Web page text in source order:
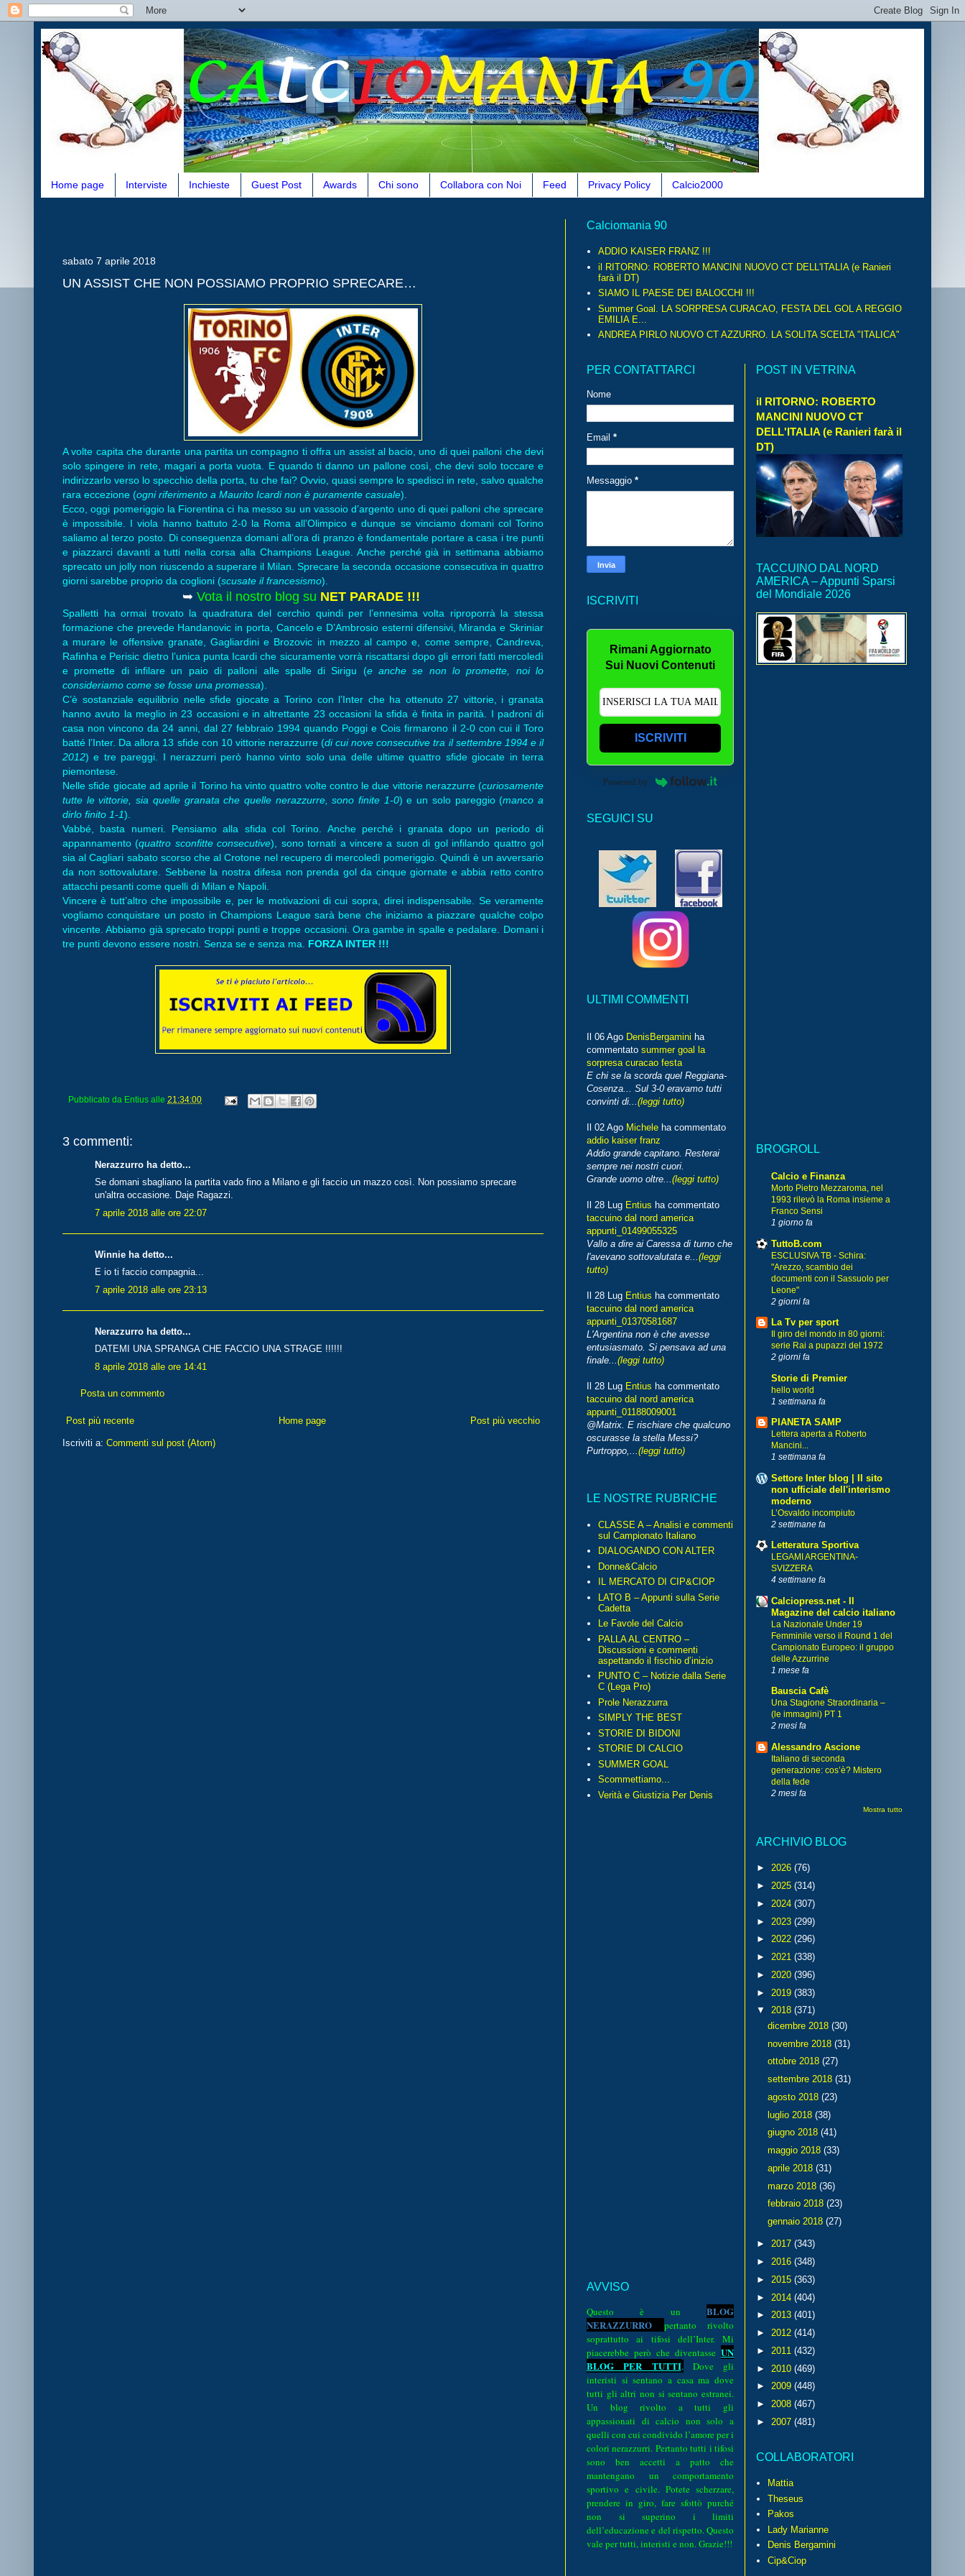
Home page Interviste Inchieste Guest Post Awards Chi sono Collabora con Noi Feed Privacy Policy Calcio2000
sabato 7 aprile 2018
UN ASSIST CHE NON POSSIAMO PROPRIO SPRECARE…
A volte capita che durante una partita un compagno ti offra un assist al bacio, uno di quei palloni che devi
solo spingere in rete, magari a porta vuota. E quando ti danno un pallone così, che devi solo toccare e
indirizzarlo verso lo specchio della porta, tu che fai? Ovvio, quasi sempre lo spedisci in rete, salvo qualche
rara eccezione (ogni riferimento a Maurito Icardi non è puramente casuale).
Ecco, oggi pomeriggio la Fiorentina ci ha messo su un vassoio d’argento uno di quei palloni che sprecare
è impossibile. I viola hanno battuto 2-0 la Roma all’Olimpico e dunque se vinciamo domani col Torino
saliamo al terzo posto. Di conseguenza domani all’ora di pranzo è fondamentale portare a casa i tre punti
e piazzarci davanti a tutti nella corsa alla Champions League. Anche perché già in settimana abbiamo
sprecato un jolly non riuscendo a superare il Milan. Sprecare la seconda occasione consecutiva in quattro
giorni sarebbe proprio da coglioni (scusate il francesismo).
➥ Vota il nostro blog su NET PARADE !!!
Spalletti ha ormai trovato la quadratura del cerchio quindi per l’ennesima volta riproporrà la stessa
formazione che prevede Handanovic in porta, Cancelo e D’Ambrosio esterni difensivi, Miranda e Skriniar
a murare le offensive granate, Gagliardini e Brozovic in mezzo al campo e, come sempre, Candreva,
Rafinha e Perisic dietro l’unica punta Icardi che sicuramente vorrà riscattarsi dopo gli errori fatti mercoledì
e promette di infilare un paio di palloni alle spalle di Sirigu (e anche se non lo promette, noi lo
consideriamo come se fosse una promessa).
C’è sostanziale equilibrio nelle sfide giocate a Torino con l’Inter che ha ottenuto 27 vittorie, i granata
hanno avuto la meglio in 23 occasioni e in altrettante 23 occasioni la sfida è finita in parità. I padroni di
casa non vincono da 24 anni, dal 27 febbraio 1994 quando Poggi e Cois firmarono il 2-0 con cui il Toro
batté l’Inter. Da allora 13 sfide con 10 vittorie nerazzurre (di cui nove consecutive tra il settembre 1994 e il
2012) e tre pareggi. I nerazzurri però hanno vinto solo una delle ultime quattro sfide giocate in terra
piemontese.
Nelle sfide giocate ad aprile il Torino ha vinto quattro volte contro le due vittorie nerazzurre (curiosamente
tutte le vittorie, sia quelle granata che quelle nerazzurre, sono finite 1-0) e un solo pareggio (manco a
dirlo finito 1-1).
Vabbé, basta numeri. Pensiamo alla sfida col Torino. Anche perché i granata dopo un periodo di
appannamento (quattro sconfitte consecutive), sono tornati a vincere a suon di gol infilando quattro gol
sia al Cagliari sabato scorso che al Crotone nel recupero di mercoledì pomeriggio. Quindi è un avversario
da non sottovalutare. Sebbene la nostra difesa non prenda gol da cinque giornate e abbia retto contro
attacchi pesanti come quelli di Milan e Napoli.
Vincere è tutt’altro che impossibile e, per le motivazioni di cui sopra, direi indispensabile. Se veramente
vogliamo conquistare un posto in Champions League sarà bene che iniziamo a piazzare qualche colpo
vincente. Abbiamo già sprecato troppi punti e troppe occasioni. Ora gambe in spalle e pedalare. Domani i
tre punti devono essere nostri. Senza se e senza ma. FORZA INTER !!!
Pubblicato da Entius alle 21:34:00
3 commenti:
Nerazzurro ha detto...
Se domani sbagliano la partita vado fino a Milano e gli faccio un mazzo così. Non possiamo sprecare
un'altra occasione. Daje Ragazzi.
7 aprile 2018 alle ore 22:07
Winnie ha detto...
E io ti faccio compagnia...
7 aprile 2018 alle ore 23:13
Nerazzurro ha detto...
DATEMI UNA SPRANGA CHE FACCIO UNA STRAGE !!!!!!
8 aprile 2018 alle ore 14:41
Posta un commento
Post più recente Post più vecchio
Home page
Iscriviti a: Commenti sul post (Atom)
Calciomania 90
ADDIO KAISER FRANZ !!!
il RITORNO: ROBERTO MANCINI NUOVO CT DELL'ITALIA (e Ranieri
farà il DT)
SIAMO IL PAESE DEI BALOCCHI !!!
Summer Goal. LA SORPRESA CURACAO, FESTA DEL GOL A REGGIO
EMILIA E...
ANDREA PIRLO NUOVO CT AZZURRO. LA SOLITA SCELTA "ITALICA"
PER CONTATTARCI
Nome
Email *
Messaggio *
ISCRIVITI
Rimani Aggiornato
Sui Nuovi Contenuti
ISCRIVITI
Powered by
SEGUICI SU
ULTIMI COMMENTI
Il 06 Ago DenisBergamini ha
commentato summer goal la
sorpresa curacao festa
E chi se la scorda quel Reggiana-
Cosenza... Sul 3-0 eravamo tutti
convinti di...(leggi tutto)
Il 02 Ago Michele ha commentato
addio kaiser franz
Addio grande capitano. Resterai
sempre nei nostri cuori.
Grande uomo oltre...(leggi tutto)
Il 28 Lug Entius ha commentato
taccuino dal nord america
appunti_01499055325
Vallo a dire ai Caressa di turno che
l'avevano sottovalutata e...(leggi
tutto)
Il 28 Lug Entius ha commentato
taccuino dal nord america
appunti_01370581687
L'Argentina non è che avesse
entusiasmato. Si pensava ad una
finale...(leggi tutto)
Il 28 Lug Entius ha commentato
taccuino dal nord america
appunti_01188009001
@Matrix. E rischiare che qualcuno
oscurasse la stella Messi?
Purtroppo,...(leggi tutto)
LE NOSTRE RUBRICHE
CLASSE A – Analisi e commenti
sul Campionato Italiano
DIALOGANDO CON ALTER
Donne&Calcio
IL MERCATO DI CIP&CIOP
LATO B – Appunti sulla Serie
Cadetta
Le Favole del Calcio
PALLA AL CENTRO –
Discussioni e commenti
aspettando il fischio d’inizio
PUNTO C – Notizie dalla Serie
C (Lega Pro)
Prole Nerazzurra
SIMPLY THE BEST
STORIE DI BIDONI
STORIE DI CALCIO
SUMMER GOAL
Scommettiamo...
Verità e Giustizia Per Denis
AVVISO
Questo è un BLOG
NERAZZURRO pertanto rivolto
soprattutto ai tifosi dell’Inter. Mi
piacerebbe però che diventasse UN
BLOG PER TUTTI.
Dove gli
interisti si sentano a casa ma dove
tutti gli altri non si sentano estranei.
Un blog rivolto a tutti gli
appassionati di calcio non solo a
quelli con cui condivido l’amore per i
colori nerazzurri. Pertanto tutti i tifosi
sono ben accetti a patto che
mantengano un comportamento
sportivo e civile. Potete scherzare,
prendere in giro, fare sfottò purché
non si superino i limiti
dell’educazione e del rispetto. Questo
vale per tutti, interisti e non. Grazie!!!
POST IN VETRINA
il RITORNO: ROBERTO
MANCINI NUOVO CT
DELL'ITALIA (e Ranieri farà il
DT)
TACCUINO DAL NORD
AMERICA – Appunti Sparsi
del Mondiale 2026
BROGROLL
Calcio e Finanza
Morto Pietro Mezzaroma, nel
1993 rilevò la Roma insieme a
Franco Sensi
1 giorno fa
TuttoB.com
ESCLUSIVA TB - Schira:
"Arezzo, scambio dei
documenti con il Sassuolo per
Leone"
2 giorni fa
La Tv per sport
Il giro del mondo in 80 giorni:
serie Rai a pupazzi del 1972
2 giorni fa
Storie di Premier
hello world
1 settimana fa
PIANETA SAMP
Lettera aperta a Roberto
Mancini...
1 settimana fa
Settore Inter blog | Il sito
non ufficiale dell'interismo
moderno
L’Osvaldo incompiuto
2 settimane fa
Letteratura Sportiva
LEGAMI ARGENTINA-
SVIZZERA
4 settimane fa
Calciopress.net - Il
Magazine del calcio italiano
La Nazionale Under 19
Femminile verso il Round 1 del
Campionato Europeo: il gruppo
delle Azzurrine
1 mese fa
Bauscia Cafè
Una Stagione Straordinaria –
(le immagini) PT 1
2 mesi fa
Alessandro Ascione
Italiano di seconda
generazione: cos’è? Mistero
della fede
2 mesi fa
Mostra tutto
ARCHIVIO BLOG
► 2026 (76)
► 2025 (314)
► 2024 (307)
► 2023 (299)
► 2022 (296)
► 2021 (338)
► 2020 (396)
► 2019 (383)
▼ 2018 (371)
dicembre 2018 (30)
novembre 2018 (31)
ottobre 2018 (27)
settembre 2018 (31)
agosto 2018 (23)
luglio 2018 (38)
giugno 2018 (41)
maggio 2018 (33)
aprile 2018 (31)
marzo 2018 (36)
febbraio 2018 (23)
gennaio 2018 (27)
► 2017 (343)
► 2016 (348)
► 2015 (363)
► 2014 (404)
► 2013 (401)
► 2012 (414)
► 2011 (432)
► 2010 (469)
► 2009 (448)
► 2008 (467)
► 2007 (481)
COLLABORATORI
Mattia
Theseus
Pakos
Lady Marianne
Denis Bergamini
Cip&Ciop